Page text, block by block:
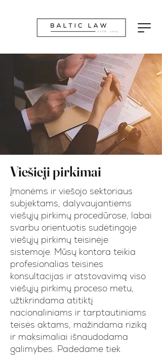
Viešieji pirkimai
Įmonėms ir viešojo sektoriaus
subjektams, dalyvaujantiems
viešųjų pirkimų procedūrose, labai
svarbu orientuotis sudėtingoje
viešųjų pirkimų teisinėje
sistemoje. Mūsų kontora teikia
profesionalias teisines
konsultacijas ir atstovavimą viso
viešųjų pirkimų proceso metu,
užtikrindama atitiktį
nacionaliniams ir tarptautiniams
teisės aktams, mažindama riziką
ir maksimaliai išnaudodama
galimybes. Padedame tiek